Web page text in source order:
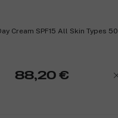
Cream SPF15 All Skin Types 50
88,20 €